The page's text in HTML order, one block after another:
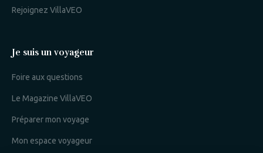
Rejoignez VillaVEO
Je suis un voyageur
Foire aux questions
Le Magazine VillaVEO
Préparer mon voyage
Mon espace voyageur